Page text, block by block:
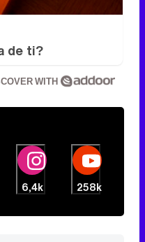
de ti?
WITH
6,4k 258k